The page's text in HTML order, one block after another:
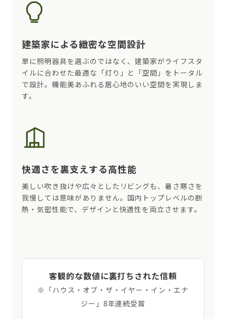
建築家による緻密な空間設計
単に照明器具を選ぶのではなく、建築家がライフスタ
イルに合わせた最適な「灯り」と「空間」をトータル
で設計。機能美あふれる居心地のいい空間を実現しま
す。
快適さを裏支えする高性能
美しい吹き抜けや広々としたリビングも、暑さ寒さを
我慢しては意味がありません。国内トップレベルの断
熱・気密性能で、デザインと快適性を両立させます。
客観的な数値に裏打ちされた信頼
※「ハウス・オブ・ザ・イヤー・イン・エナ
ジー」8年連続受賞